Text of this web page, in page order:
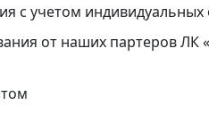
с учетом
от наших партеров ЛК